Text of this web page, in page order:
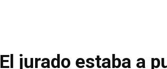
El jurado estaba a